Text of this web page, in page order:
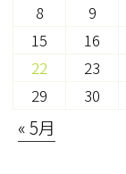
8
9
15
16
22
23
29
30
« 5月